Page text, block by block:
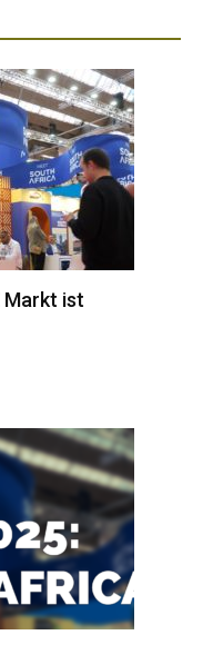
Markt ist